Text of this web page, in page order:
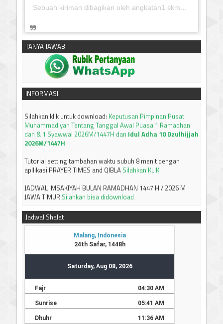
Sebuah kiriman dibagikan oleh angkatan1 skmm 2020 (@albayaanyinfo)
TANYA JAWAB
INFORMASI
silahkan klik untuk download:Keputusan Pimpinan Pusat
Muhammadiyah, Tentang Tanfidz Keputusan Munas XXXI
Tarjih: Tentang KRITERIA AWAL WAKTU SUBUH
------------------------------
Muhammadiyah Tentang Tanggal Awal Puasa 1 Ramadhan
dan & 1 Syawwal 2026M/1447H danIdul Adha 10 Dzulhijjah
2026M/1447H
Tutorial setting tambahan waktu subuh 8 menit dengan
apllikasi PRAYER TIMES and QIBLASilahkan KLIK
JADWAL IMSAKIYAH BULAN RAMADHAN 1447 H / 2026 M
JAWA TIMURSilahkan bisa didownload
-----------------------------
Jadwal Shalat